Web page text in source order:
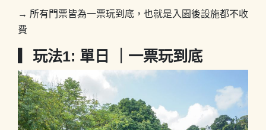
→ 所有門票皆為一票玩到底，也就是入園後設施都不收
費
▎玩法1: 單日 ｜一票玩到底